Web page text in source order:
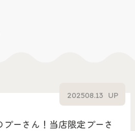
プーさん！当店限定プーさ
202508.13 UP